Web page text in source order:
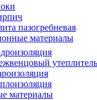
пазогребневая
материалы
утеплитель
материалы